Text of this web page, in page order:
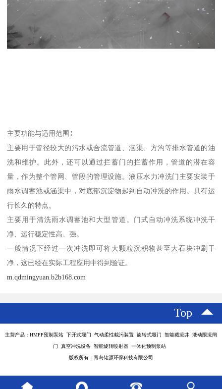
主要功能与适用范围∶
主要用于管径较大的污水或合流管道、涵渠、方沟等排水管道的油
洗和维护。此外，还可以通过拦蓄门的拦蓄作用，管道的潜在容
量，作为整个管网、管段的管理设施。液压水力冲洗门主要安装于
雨水调蓄池或涵渠中，对底部沉淀物起到自动冲洗的作用。具有运
行长久的特点。
主要用于清洗雨水调蓄池和大型管道。门式自动冲洗系统冲洗干
净、运行稳定性高、强。
一般情况下经过一次冲洗即可将大颗粒沉积物甚至大石块冲刷干
净，这已经在实际工程应用中得到验证。
m.qdmingyuan.b2b168.com
Top
主营产品：HMPP预制泵站 下开式堰门 气动柔性截污装置 旋转式堰门 智能截流井 液动限流闸
门 真空冲洗设备 智能旋转喷射器 一体化预制泵站
版权所有：青岛铭源环保科技有限公司